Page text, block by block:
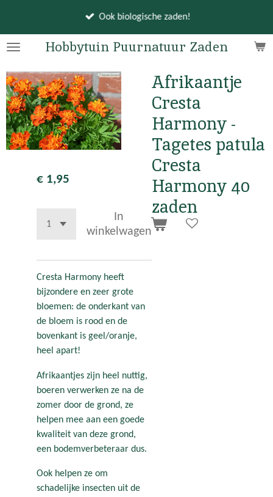
naar
hoofdinhoud
Hobbytuin Puurnatuur Zaden
Ook biologische zaden!
Afrikaantje
Cresta
Harmony -
Tagetes patula
Cresta
Harmony 40
zaden
€ 1,95
In
winkelwagen
Cresta Harmony heeft
bijzondere en zeer grote
bloemen: de onderkant van
de bloem is rood en de
bovenkant is geel/oranje,
heel apart!
Afrikaantjes zijn heel nuttig,
boeren verwerken ze na de
zomer door de grond, ze
helpen mee aan een goede
kwaliteit van deze grond,
een bodemverbeteraar dus.
Ook helpen ze om
schadelijke insecten uit de